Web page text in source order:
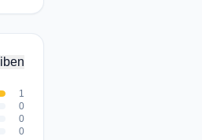
1
0
0
0